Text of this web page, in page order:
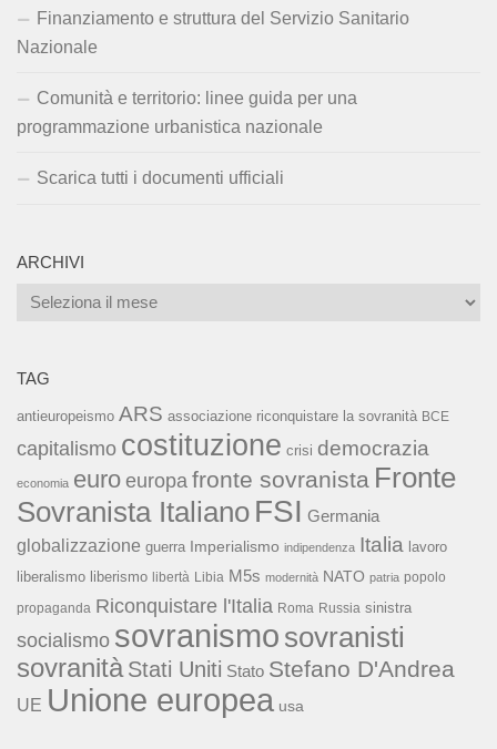
Finanziamento e struttura del Servizio Sanitario
Nazionale
Comunità e territorio: linee guida per una
programmazione urbanistica nazionale
Scarica tutti i documenti ufficiali
ARCHIVI
Archivi
TAG
antieuropeismo ARS associazione riconquistare la sovranità BCE
capitalismo costituzione crisi democrazia
economia euro europa fronte sovranista Fronte
Sovranista Italiano FSI Germania
globalizzazione guerra Imperialismo indipendenza Italia lavoro
liberalismo liberismo libertà Libia M5s modernità NATO patria popolo
propaganda Riconquistare l'Italia Roma Russia sinistra
socialismo sovranismo sovranisti
sovranità Stati Uniti Stato Stefano D'Andrea
UE Unione europea usa